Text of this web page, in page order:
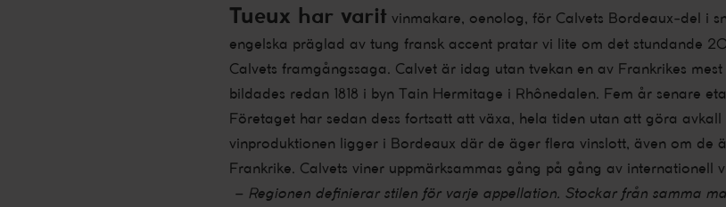
Tueux har varit vinmakare, oenolog, för Calvets Bordeaux-del i
engelska präglad av tung fransk accent pratar vi lite om det stundande
Calvets framgångssaga. Calvet är idag utan tvekan en av Frankrikes
bildades redan 1818 i byn Tain Hermitage i Rhônedalen. Fem år senare
Företaget har sedan dess fortsatt att växa, hela tiden utan att göra
vinproduktionen ligger i Bordeaux där de äger flera vinslott, även om de
Frankrike. Calvets viner uppmärksammas gång på gång av internationell
– Regionen definierar stilen för varje appellation. Stockar från samma